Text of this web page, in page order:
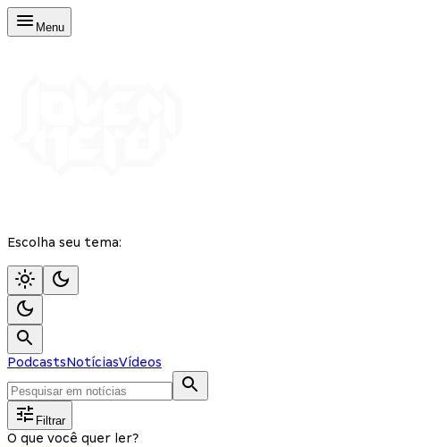
Menu
Escolha seu tema:
PodcastsNotíciasVídeos
Filtrar
O que você quer ler?